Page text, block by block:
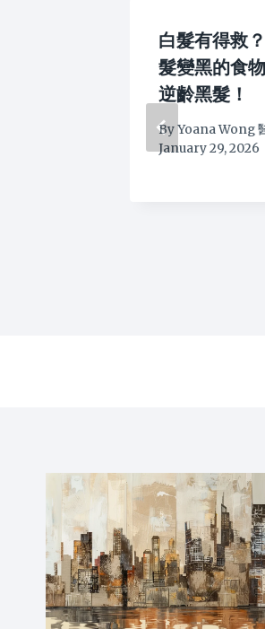
白髮有得救
髮變黑的食
逆齡黑髮！
ByYoana Wong
January 29, 2026